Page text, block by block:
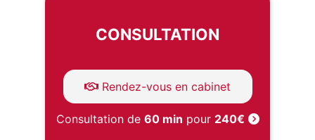
CONSULTATION
Rendez-vous en cabinet
Consultation de 60 min pour 240€